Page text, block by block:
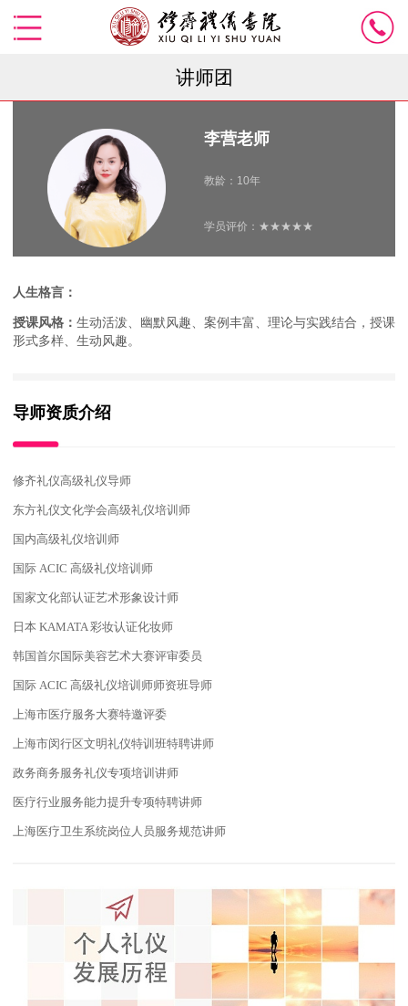
讲师团
李营老师
教龄：10年
学员评价：★★★★★
人生格言：
授课风格： 生动活泼、幽默风趣、案例丰富、理论与实践结合，授课
形式多样、生动风趣。
导师资质介绍
修齐礼仪高级礼仪导师
东方礼仪文化学会高级礼仪培训师
国内高级礼仪培训师
国际 ACIC 高级礼仪培训师
国家文化部认证艺术形象设计师
日本 KAMATA 彩妆认证化妆师
韩国首尔国际美容艺术大赛评审委员
国际 ACIC 高级礼仪培训师师资班导师
上海市医疗服务大赛特邀评委
上海市闵行区文明礼仪特训班特聘讲师
政务商务服务礼仪专项培训讲师
医疗行业服务能力提升专项特聘讲师
上海医疗卫生系统岗位人员服务规范讲师